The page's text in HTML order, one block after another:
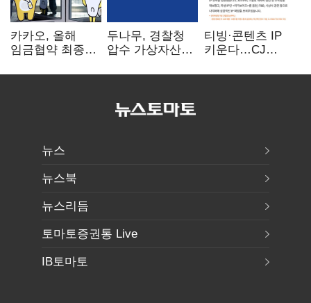
카카오, 올해
임금협약 최종
인상·격려금
두나무, 경찰청
압수 가상자산
커스터디 사업
티빙·콘텐츠 IP
키운다…CJ
글로벌 확장 가속
뉴스
뉴스북
뉴스리듬
토마토증권통 Live
IB토마토